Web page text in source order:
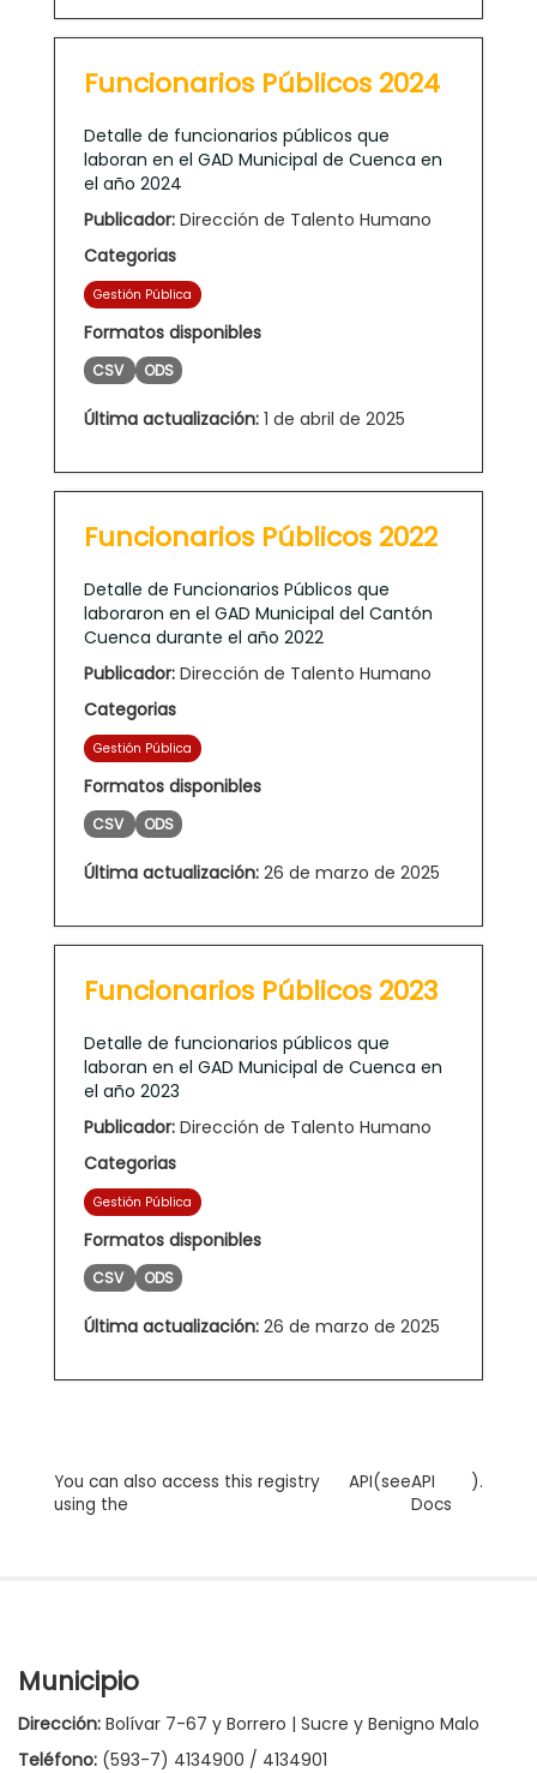
Funcionarios Públicos 2024
Detalle de funcionarios públicos que
laboran en el GAD Municipal de Cuenca en
el año 2024
Publicador: Dirección de Talento Humano
Categorias
Gestión Pública
Formatos disponibles
CSV ODS
Última actualización: 1 de abril de 2025
Funcionarios Públicos 2022
Detalle de Funcionarios Públicos que
laboraron en el GAD Municipal del Cantón
Cuenca durante el año 2022
Publicador: Dirección de Talento Humano
Categorias
Gestión Pública
Formatos disponibles
CSV ODS
Última actualización: 26 de marzo de 2025
Funcionarios Públicos 2023
Detalle de funcionarios públicos que
laboran en el GAD Municipal de Cuenca en
el año 2023
Publicador: Dirección de Talento Humano
Categorias
Gestión Pública
Formatos disponibles
CSV ODS
Última actualización: 26 de marzo de 2025
You can also access this registry
using the
API(seeAPI
Docs
).
Municipio
Dirección: Bolívar 7-67 y Borrero | Sucre y Benigno Malo
Teléfono: (593-7) 4134900 / 4134901